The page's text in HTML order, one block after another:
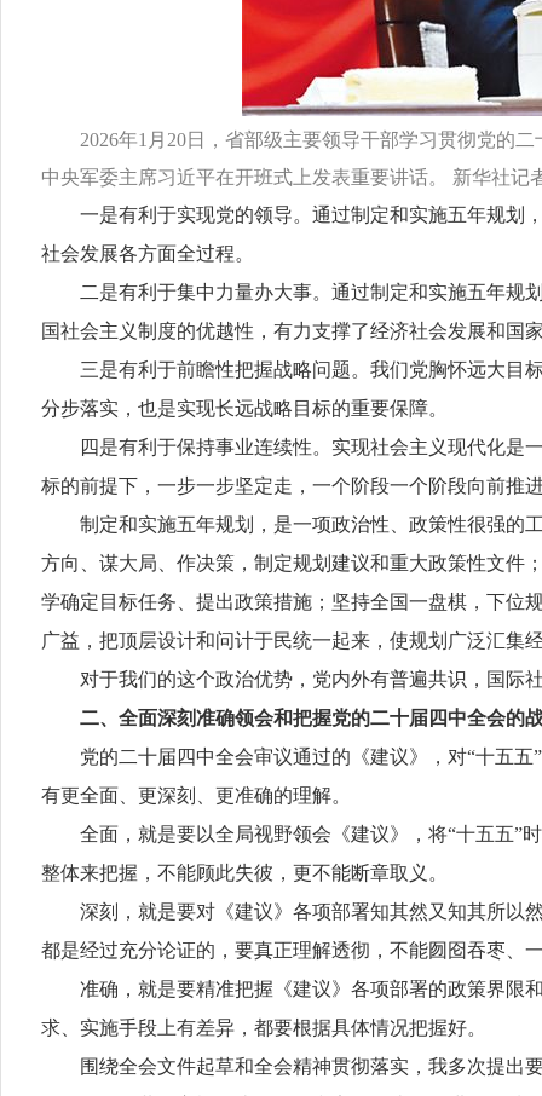
2026年1月20日，省部级主要领导干部学习贯彻党的
中央军委主席习近平在开班式上发表重要讲话。 新华社记
一是有利于实现党的领导。通过制定和实施五年规划，
社会发展各方面全过程。
二是有利于集中力量办大事。通过制定和实施五年规划
国社会主义制度的优越性，有力支撑了经济社会发展和国
三是有利于前瞻性把握战略问题。我们党胸怀远大目标
分步落实，也是实现长远战略目标的重要保障。
四是有利于保持事业连续性。实现社会主义现代化是一
标的前提下，一步一步坚定走，一个阶段一个阶段向前推
制定和实施五年规划，是一项政治性、政策性很强的工
方向、谋大局、作决策，制定规划建议和重大政策性文件
学确定目标任务、提出政策措施；坚持全国一盘棋，下位
广益，把顶层设计和问计于民统一起来，使规划广泛汇集
对于我们的这个政治优势，党内外有普遍共识，国际社
二、全面深刻准确领会和把握党的二十届四中全会的
党的二十届四中全会审议通过的《建议》，对“十五五”
有更全面、更深刻、更准确的理解。
全面，就是要以全局视野领会《建议》，将“十五五”时
整体来把握，不能顾此失彼，更不能断章取义。
深刻，就是要对《建议》各项部署知其然又知其所以然
都是经过充分论证的，要真正理解透彻，不能囫囵吞枣、
准确，就是要精准把握《建议》各项部署的政策界限和
求、实施手段上有差异，都要根据具体情况把握好。
围绕全会文件起草和全会精神贯彻落实，我多次提出要